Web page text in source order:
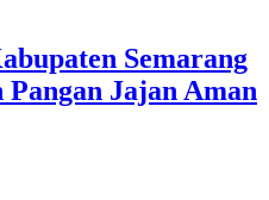
Semarang
Jajan Aman